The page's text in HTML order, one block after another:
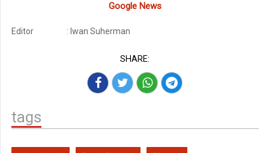
Google News
Editor : Iwan Suherman
SHARE:
tags